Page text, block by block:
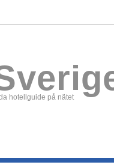
hotellguide på nätet